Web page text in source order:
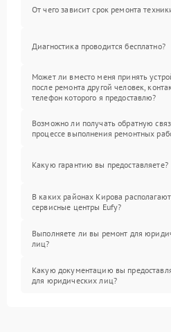
От чего зависит срок ремонта
Диагностика проводится бесплатно?
Может ли вместо меня принять
после ремонта другой человек,
телефон которого я предоставлю?
Возможно ли получать обратную
процессе выполнения ремонтных
Какую гарантию вы предоставляете?
В каких районах Кирова
сервисные центры Eufy?
Выполняете ли вы ремонт для
лиц?
Какую документацию вы
для юридических лиц?